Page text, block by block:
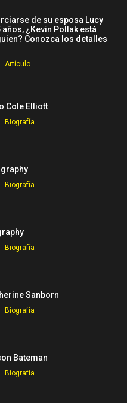
de su esposa Lucy
años, ¿Kevin Pollak está
Conozca los detalles
Artículo
Cole Elliott
Biografía
Biografía
Biografía
Sanborn
Biografía
Bateman
Biografía